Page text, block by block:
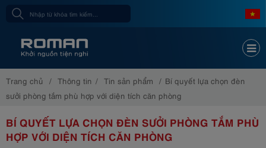
Trang chủ Thông tin Tin sản phẩm
Bí quyết lựa chọn đèn
sưởi phòng tắm phù hợp với diện tích căn phòng
BÍ QUYẾT LỰA CHỌN ĐÈN SƯỞI PHÒNG TẮM PHÙ
HỢP VỚI DIỆN TÍCH CĂN PHÒNG